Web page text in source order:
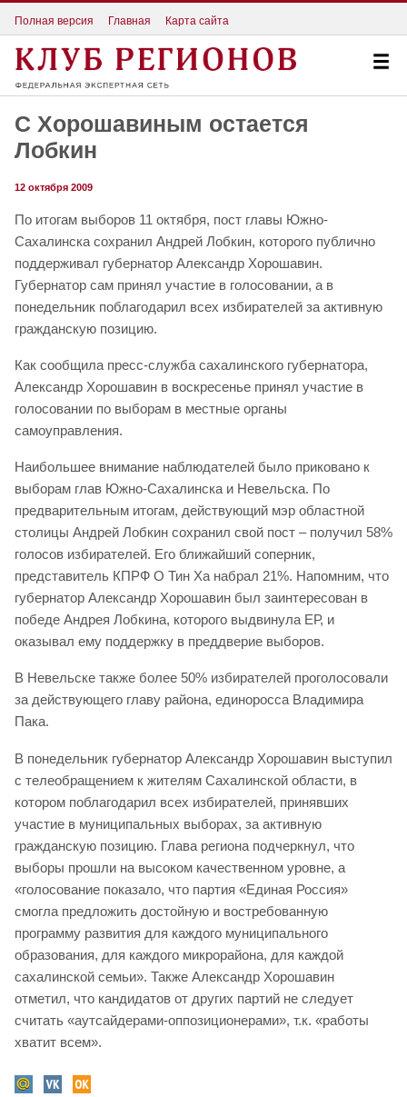
Полная версия Главная Карта сайта
С Хорошавиным остается
Лобкин
12 октября 2009
По итогам выборов 11 октября, пост главы Южно-
Сахалинска сохранил Андрей Лобкин, которого публично
поддерживал губернатор Александр Хорошавин.
Губернатор сам принял участие в голосовании, а в
понедельник поблагодарил всех избирателей за активную
гражданскую позицию.
Как сообщила пресс-служба сахалинского губернатора,
Александр Хорошавин в воскресенье принял участие в
голосовании по выборам в местные органы
самоуправления.
Наибольшее внимание наблюдателей было приковано к
выборам глав Южно-Сахалинска и Невельска. По
предварительным итогам, действующий мэр областной
столицы Андрей Лобкин сохранил свой пост – получил 58%
голосов избирателей. Его ближайший соперник,
представитель КПРФ О Тин Ха набрал 21%. Напомним, что
губернатор Александр Хорошавин был заинтересован в
победе Андрея Лобкина, которого выдвинула ЕР, и
оказывал ему поддержку в преддверие выборов.
В Невельске также более 50% избирателей проголосовали
за действующего главу района, единоросса Владимира
Пака.
В понедельник губернатор Александр Хорошавин выступил
с телеобращением к жителям Сахалинской области, в
котором поблагодарил всех избирателей, принявших
участие в муниципальных выборах, за активную
гражданскую позицию. Глава региона подчеркнул, что
выборы прошли на высоком качественном уровне, а
«голосование показало, что партия «Единая Россия»
смогла предложить достойную и востребованную
программу развития для каждого муниципального
образования, для каждого микрорайона, для каждой
сахалинской семьи». Также Александр Хорошавин
отметил, что кандидатов от других партий не следует
считать «аутсайдерами-оппозиционерами», т.к. «работы
хватит всем».